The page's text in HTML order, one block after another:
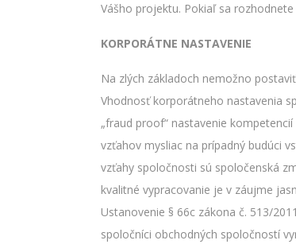
Vášho projektu. Pokiaľ sa
KORPORÁTNE NASTAVENIE
Na zlých základoch nemožno
Vhodnosť korporátneho nastavenia
„fraud proof“ nastavenie
vzťahov mysliac na prípadný budúci
vzťahy spoločnosti sú spoločenská
kvalitné vypracovanie je v záujme
Ustanovenie § 66c zákona č. 513/
spoločníci obchodných spoločností